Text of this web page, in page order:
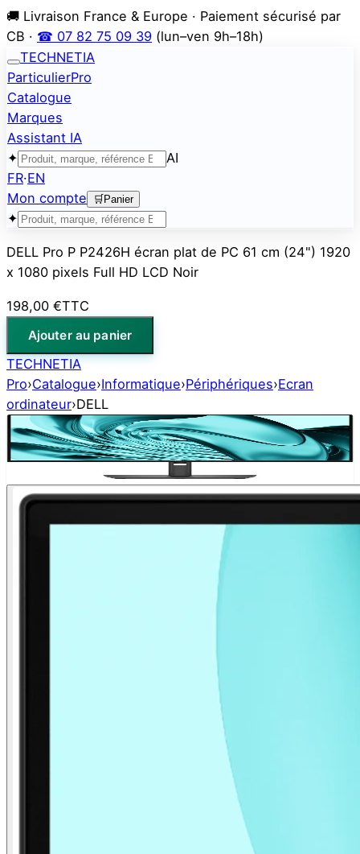
🚚 Livraison France & Europe · Paiement sécurisé par
CB · ☎ 07 82 75 09 39 (lun–ven 9h–18h)
TECHNETIA
ParticulierPro
Catalogue
Marques
Assistant IA
✦
AI
FR·EN
Mon compte
🛒 Panier
✦
DELL Pro P P2426H écran plat de PC 61 cm (24") 1920
x 1080 pixels Full HD LCD Noir
198,00 €TTC
Ajouter au panier
TECHNETIA
Pro›Catalogue›Informatique›Périphériques›Ecran
ordinateur›DELL